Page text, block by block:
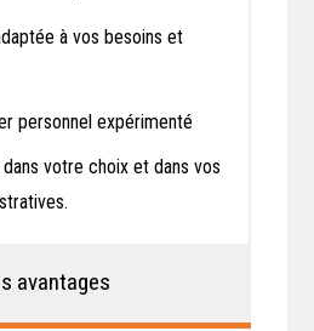
à vos besoins et
personnel expérimenté
votre choix et dans vos
avantages